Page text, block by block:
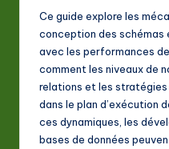
In
o
Ce guide explore les
conception des
avec les performances
comment les niveaux de
relations et les stratégies
dans le plan d’exécution
ces dynamiques, les
bases de données